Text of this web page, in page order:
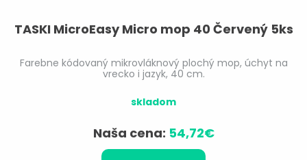
TASKI MicroEasy Micro mop 40 Červený 5ks
Farebne kódovaný mikrovláknový plochý mop, úchyt na
vrecko i jazyk, 40 cm.
skladom
Naša cena: 54,72€